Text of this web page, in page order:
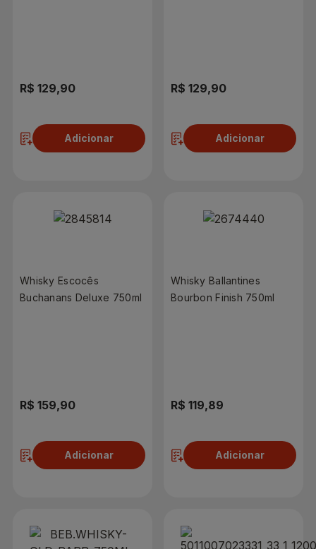
R$ 129,90
Adicionar
R$ 129,90
Adicionar
Whisky Escocês
Buchanans Deluxe 750ml
R$ 159,90
Adicionar
Whisky Ballantines
Bourbon Finish 750ml
R$ 119,89
Adicionar